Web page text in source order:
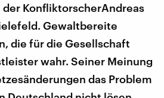
KonfliktorscherAndreas
Gewaltbereite
die für die Gesellschaft
wahr. Seiner Meinung
das Problem